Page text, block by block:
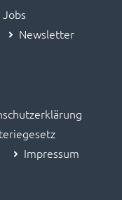
Jobs
Newsletter
Impressum